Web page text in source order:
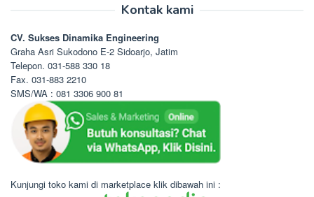
Kontak kami
CV. Sukses Dinamika Engineering
Graha Asri Sukodono E-2 Sidoarjo, Jatim
Telepon. 031-588 330 18
Fax. 031-883 2210
SMS/WA : 081 3306 900 81
Kunjungi toko kami di marketplace klik dibawah ini :